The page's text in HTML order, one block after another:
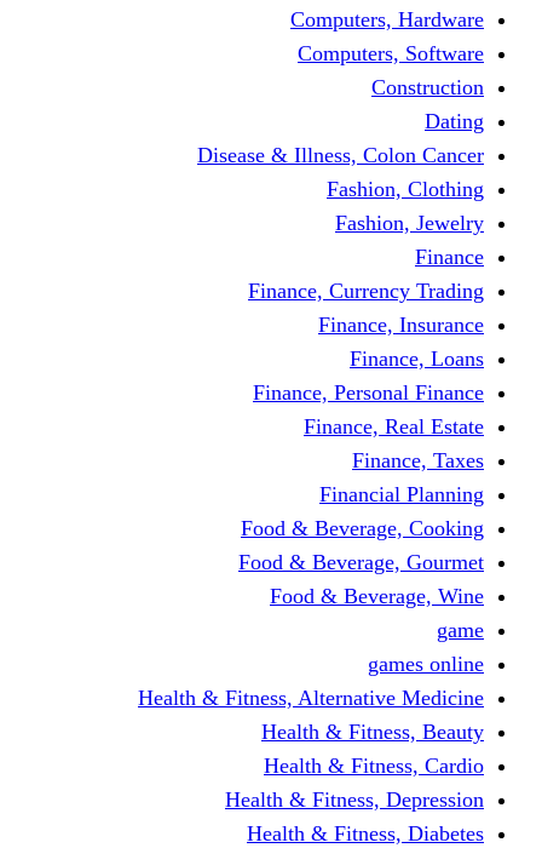
Disease & Illness,
Finance,
Finance,
Finance,
Food &
Food &
Food &
Health & Fitness,
Health &
Health &
Health & Fitness,
Health &